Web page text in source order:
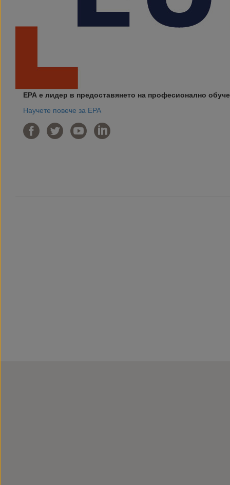
ЕРА е лидер в предоставянето на професионално
Научете повече за ЕРА